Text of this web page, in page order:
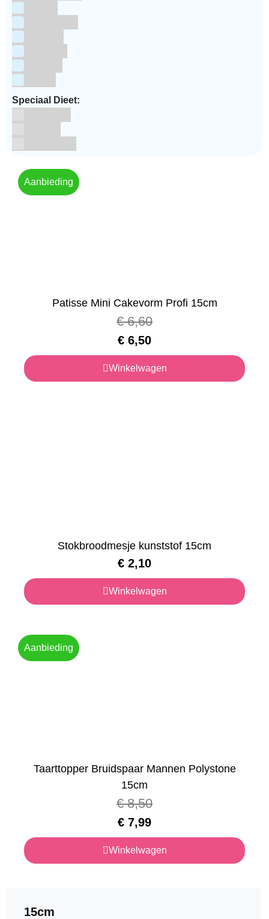
Speciaal Dieet:
Aanbieding
Patisse Mini Cakevorm Profi 15cm
€6,60
€ 6,50
Winkelwagen
Stokbroodmesje kunststof 15cm
€ 2,10
Winkelwagen
Aanbieding
Taarttopper Bruidspaar Mannen Polystone
15cm
€8,50
€ 7,99
Winkelwagen
15cm